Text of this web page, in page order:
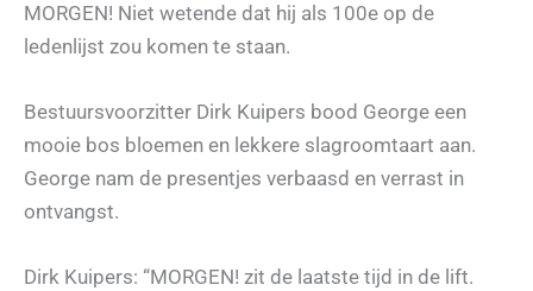
MORGEN! Niet wetende dat hij als 100e op de
ledenlijst zou komen te staan.
Bestuursvoorzitter Dirk Kuipers bood George een
mooie bos bloemen en lekkere slagroomtaart aan.
George nam de presentjes verbaasd en verrast in
ontvangst.
Dirk Kuipers: “MORGEN! zit de laatste tijd in de lift.